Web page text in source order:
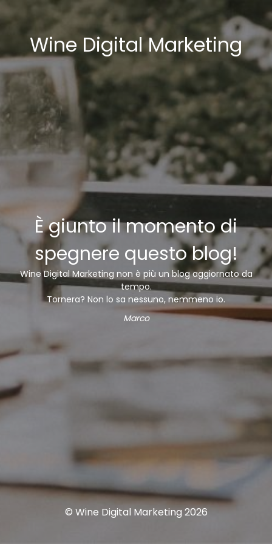
Wine Digital Marketing
È giunto il momento di
spegnere questo blog!
Wine Digital Marketing non è più un blog aggiornato da
tempo.
Tornera? Non lo sa nessuno, nemmeno io.
Marco
© Wine Digital Marketing 2026